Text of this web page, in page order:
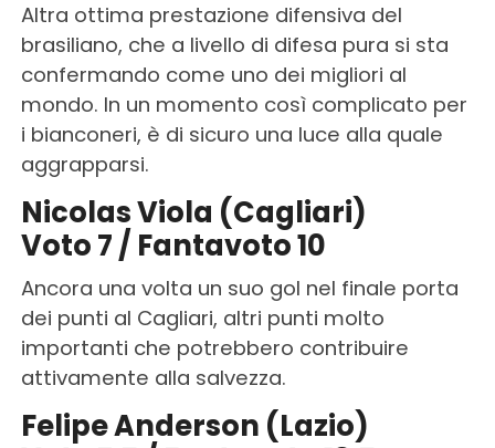
Altra ottima prestazione difensiva del
brasiliano, che a livello di difesa pura si sta
confermando come uno dei migliori al
mondo. In un momento così complicato per
i bianconeri, è di sicuro una luce alla quale
aggrapparsi.
Nicolas Viola (Cagliari)
Voto 7 / Fantavoto 10
Ancora una volta un suo gol nel finale porta
dei punti al Cagliari, altri punti molto
importanti che potrebbero contribuire
attivamente alla salvezza.
Felipe Anderson (Lazio)